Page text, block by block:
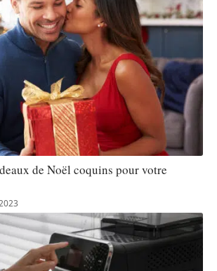
de Noël coquins pour votre